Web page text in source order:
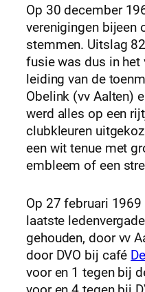
Op 30 december
verenigingen bijeen
stemmen. Uitslag
fusie was dus in het
leiding van de
Obelink (vv Aalten)
werd alles op een
clubkleuren
een wit tenue met
embleem of een
Op 27 februari 1969
laatste
gehouden, door vv
door DVO bij café
voor en 1 tegen bij